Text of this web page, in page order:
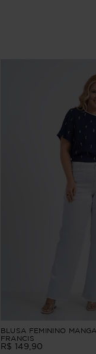
BLUSA FEMININO
FRANCIS
R$ 149 90